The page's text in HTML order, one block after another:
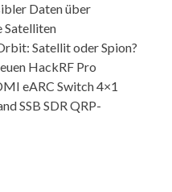
Daten über
Satelliten
Satellit oder Spion?
HackRF Pro
eARC Switch 4×1
SSB SDR QRP-